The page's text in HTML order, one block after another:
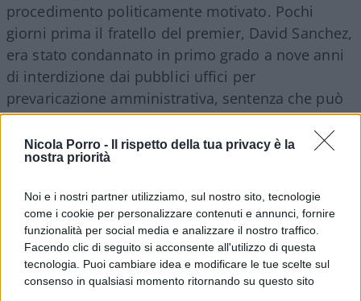
Nicola Porro -
Il rispetto della tua privacy è la
nostra priorità
Noi e i nostri partner utilizziamo, sul nostro sito, tecnologie
come i cookie per personalizzare contenuti e annunci, fornire
funzionalità per social media e analizzare il nostro traffico.
Facendo clic di seguito si acconsente all'utilizzo di questa
tecnologia. Puoi cambiare idea e modificare le tue scelte sul
consenso in qualsiasi momento ritornando su questo sito
procedimento politicamente motivato. Pochi
giorni prima il fratello del premier, David Sanchez,
era stato condannato in primo grado a nove anni
di interdizione dai pubblici uffici per
prevaricazione amministrativa, sentenza che può
impugnare. Intanto un’inchiesta per corruzione ha
coinvolto uomini che hanno fatto parte
dell’entourage socialista, pur senza chiamare in
dichiarare guerra diplomatica all’Italia, ci sarebbe
abbastanza materiale di cui occuparsi a Madrid.
Ma il punto politico resta un altro. Meloni e